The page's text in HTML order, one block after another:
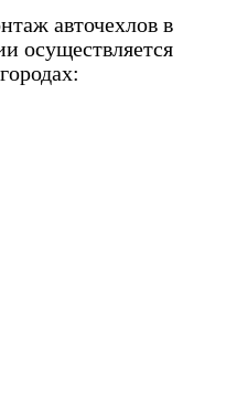
авточехлов в
осуществляется